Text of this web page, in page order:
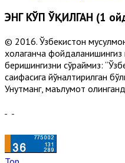
ЭНГ КЎП ЎҚИЛГАН (1
© 2016. Ўзбекистон
хоҳлаганча
беришингизни сўраймиз:
саҳифасига йўналтирилган
Унутманг, маълумот